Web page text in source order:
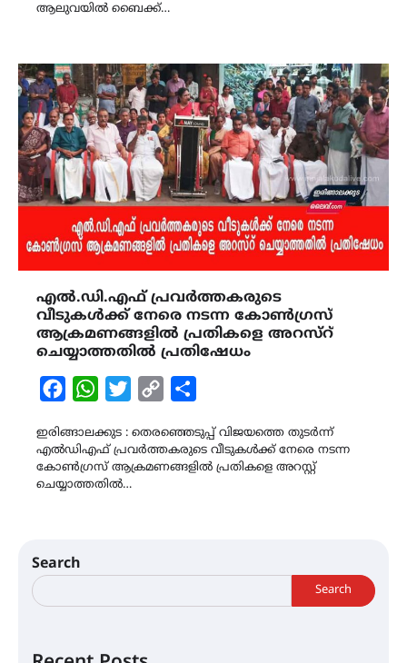
ആലുവയിൽ ബൈക്ക്…
എൽ.ഡി.എഫ് പ്രവർത്തകരുടെ
വീടുകൾക്ക് നേരെ നടന്ന കോൺഗ്രസ്
ആക്രമണങ്ങളിൽ പ്രതികളെ അറസ്റ്
ചെയ്യാത്തതിൽ പ്രതിഷേധം
FacebookWhatsAppTwitterCopy
ഇരിങ്ങാലക്കുട : തെരഞ്ഞെടുപ്പ് വിജയത്തെ തുടർന്ന്
എൽഡിഎഫ് പ്രവർത്തകരുടെ വീടുകൾക്ക് നേരെ നടന്ന
കോൺഗ്രസ് ആക്രമണങ്ങളിൽ പ്രതികളെ അറസ്റ്റ്
ചെയ്യാത്തതിൽ…
Search
Search